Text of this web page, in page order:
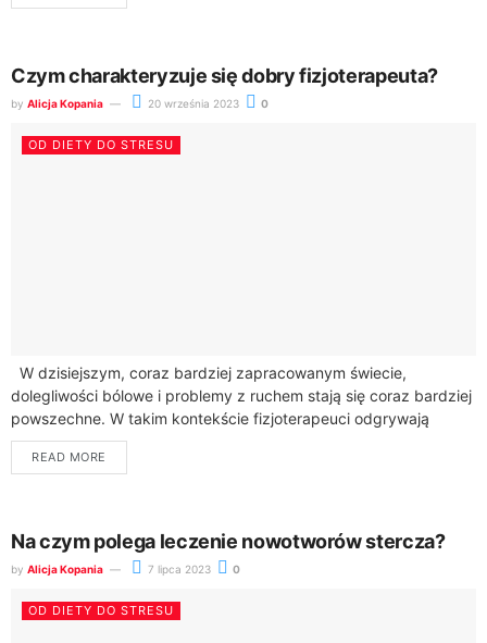
Czym charakteryzuje się dobry fizjoterapeuta?
by Alicja Kopania 20 września 2023 0
OD DIETY DO STRESU
W dzisiejszym, coraz bardziej zapracowanym świecie,
dolegliwości bólowe i problemy z ruchem stają się coraz bardziej
powszechne. W takim kontekście fizjoterapeuci odgrywają
kluczową rolę w poprawie jakości życia wielu...
READ MORE
Na czym polega leczenie nowotworów stercza?
by Alicja Kopania 7 lipca 2023 0
OD DIETY DO STRESU